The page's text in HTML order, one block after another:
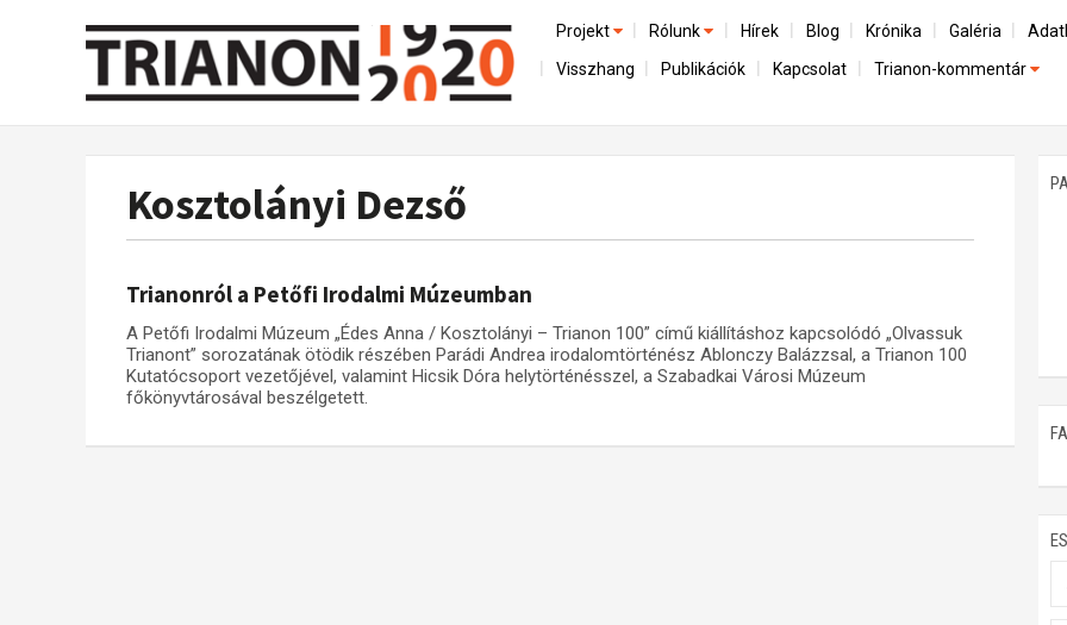
Projekt
Előzmények
Az összeomlás és a magyar társadalom
Utókor és emlékezet
Rólunk
A kutatócsoport működéséről
Hírek Blog Krónika Galéria
Visszhang Publikációk Kapcsolat Trianon-kommentár
Kosztolányi Dezső
Trianonról a Petőfi Irodalmi Múzeumban
A Petőfi Irodalmi Múzeum „Édes Anna / Kosztolányi – Trianon 100” című kiállításhoz kapcsolódó „Olvassuk
Trianont” sorozatának ötödik részében Parádi Andrea irodalomtörténész Ablonczy Balázzsal, a Trianon 100
Kutatócsoport vezetőjével, valamint Hicsik Dóra helytörténésszel, a Szabadkai Városi Múzeum
főkönyvtárosával beszélgetett.